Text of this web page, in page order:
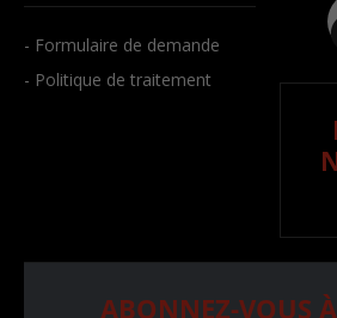
- Formulaire de demande
- Politique de traitement
ABONNEZ-VOUS